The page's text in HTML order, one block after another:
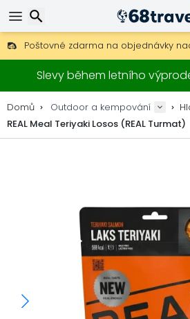
Poštovné zdarma na objednávky
30 dní na vrácení, 90 dní na
Slevy během letního
Domů Outdoor a kempování
REAL Meal Teriyaki Losos (REAL Turmat)
Hledat